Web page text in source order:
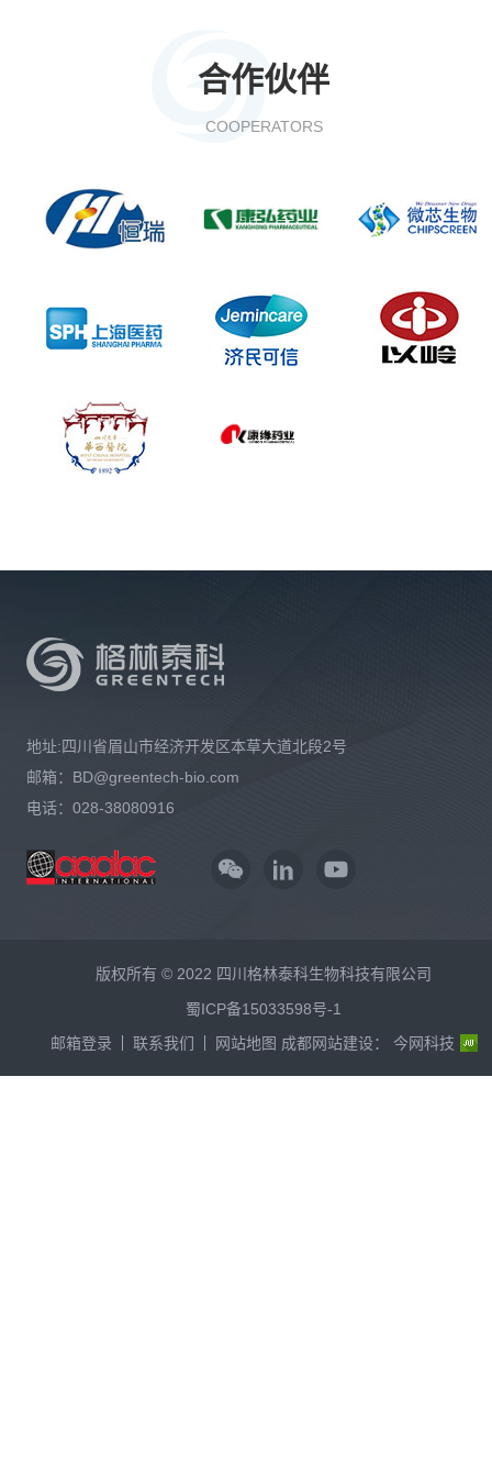
合作伙伴
COOPERATORS
地址:四川省眉山市经济开发区本草大道北段2号
邮箱： BD@greentech-bio.com
电话：028-38080916
版权所有 © 2022 四川格林泰科生物科技有限公司
蜀ICP备15033598号-1
邮箱登录
联系我们 网站地图 成都网站建设： 今网科技